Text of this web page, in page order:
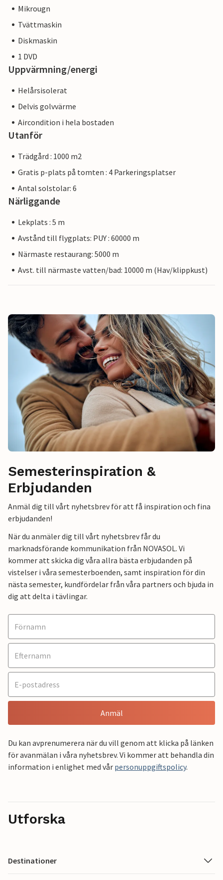
Mikrougn
Tvättmaskin
Diskmaskin
1 DVD
Uppvärmning/energi
Helårsisolerat
Delvis golvvärme
Aircondition i hela bostaden
Utanför
Trädgård : 1000 m2
Gratis p-plats på tomten : 4 Parkeringsplatser
Antal solstolar: 6
Närliggande
Lekplats : 5 m
Avstånd till flygplats: PUY : 60000 m
Närmaste restaurang: 5000 m
Avst. till närmaste vatten/bad: 10000 m (Hav/klippkust)
Semesterinspiration &
Erbjudanden
Anmäl dig till vårt nyhetsbrev för att få inspiration och fina
erbjudanden!
När du anmäler dig till vårt nyhetsbrev får du
marknadsförande kommunikation från NOVASOL. Vi
kommer att skicka dig våra allra bästa erbjudanden på
vistelser i våra semesterboenden, samt inspiration för din
nästa semester, kundfördelar från våra partners och bjuda in
dig att delta i tävlingar.
Anmäl
Du kan avprenumerera när du vill genom att klicka på länken
för avanmälan i våra nyhetsbrev. Vi kommer att behandla din
information i enlighet med vår personuppgiftspolicy.
Utforska
Destinationer